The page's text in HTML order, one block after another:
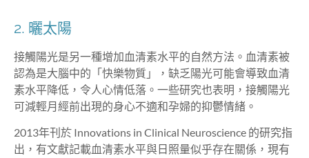
2. 曬太陽
接觸陽光是另一種增加血清素水平的自然方法。血清素被
認為是大腦中的「快樂物質」，缺乏陽光可能會導致血清
素水平降低，令人心情低落。一些研究也表明，接觸陽光
可減輕月經前出現的身心不適和孕婦的抑鬱情緒。
2013年刊於 Innovations in Clinical Neuroscience 的研究指
出，有文獻記載血清素水平與日照量似乎存在關係，現有